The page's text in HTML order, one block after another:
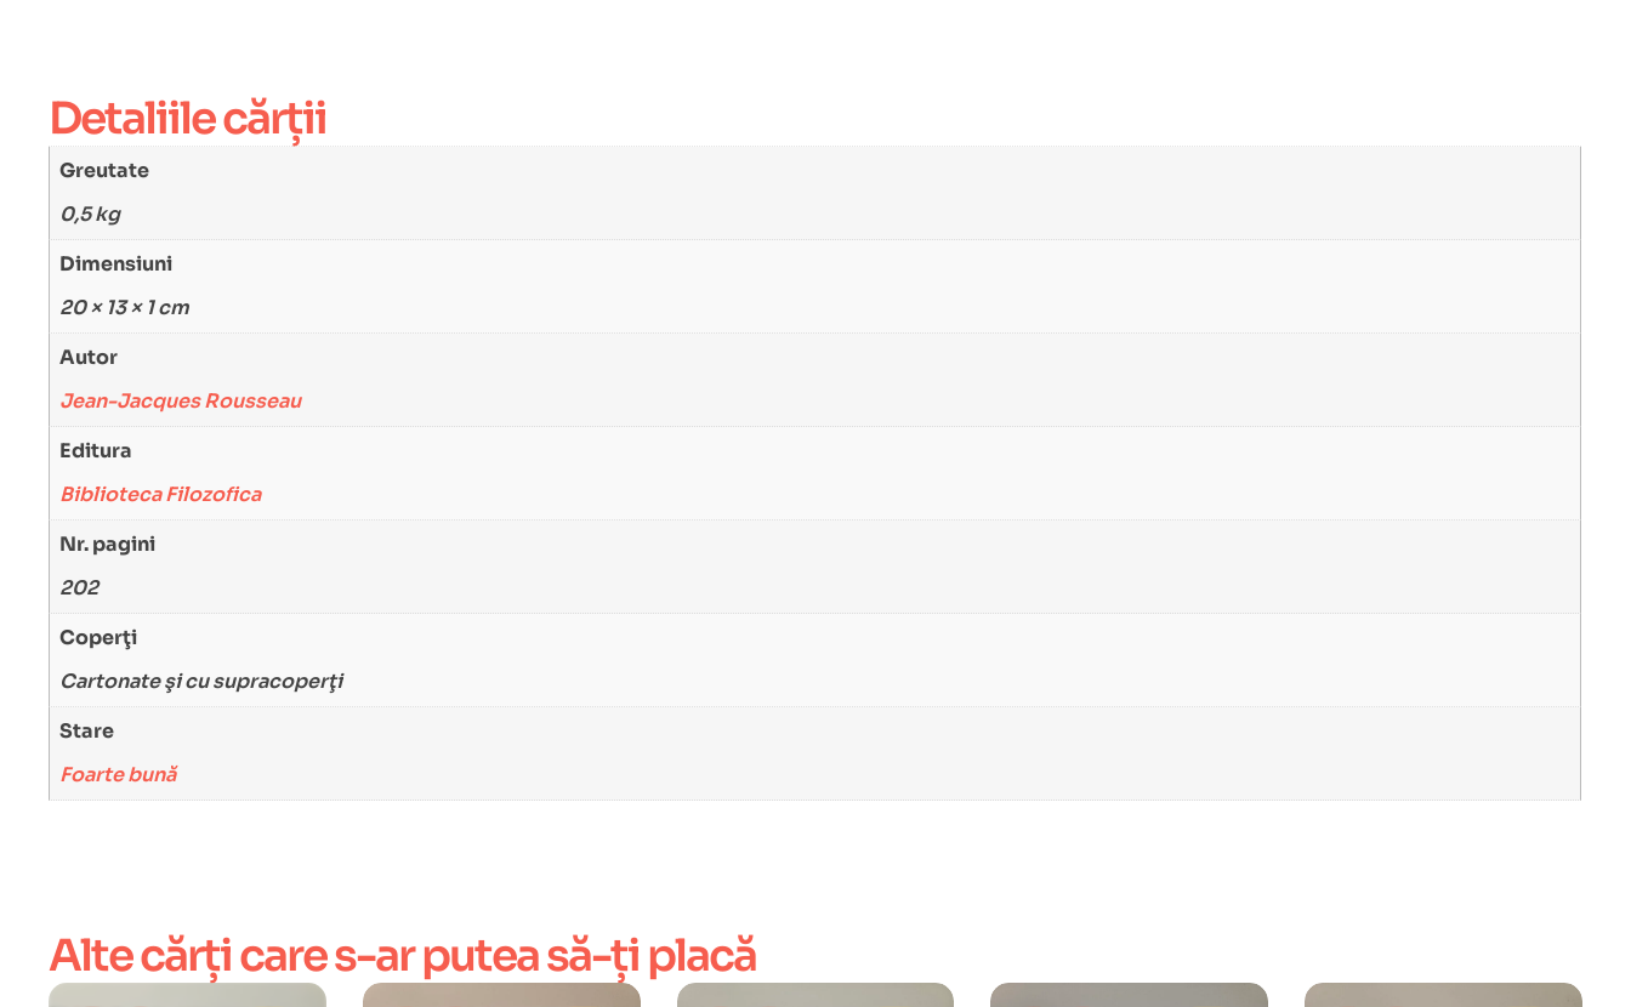
Detaliile cărții
Greutate
0,5 kg
Dimensiuni
20 × 13 × 1 cm
Autor
Jean-Jacques Rousseau
Editura
Biblioteca Filozofica
Nr. pagini
202
Coperţi
Cartonate şi cu supracoperţi
Stare
Foarte bună
Alte cărți care s-ar putea să-ți placă